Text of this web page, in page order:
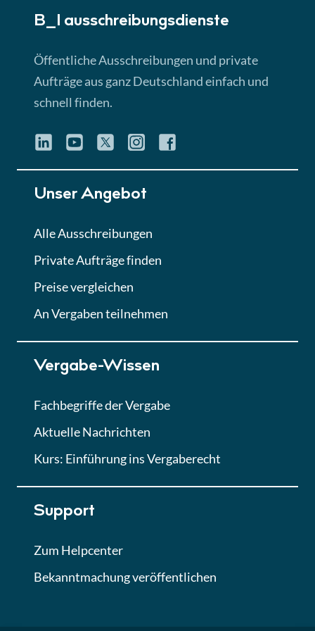
Lektion 3
► 4:31 Min
Quiz
Eignung im Vergabeverfahren
Lektion 6
Abgabe von Angeboten
Lektion
Lektion 7
Finales Quiz
B_I ausschreibungs­dienste
Öffentliche Ausschreibungen und private
Aufträge aus ganz Deutschland einfach und
schnell finden.
Unser Angebot
Alle Ausschreibungen
Private Aufträge finden
Preise vergleichen
An Vergaben teilnehmen
Vergabe-Wissen
Fachbegriffe der Vergabe
Aktuelle Nachrichten
Kurs: Einführung ins Vergaberecht
Support
Zum Helpcenter
Bekanntmachung veröffentlichen